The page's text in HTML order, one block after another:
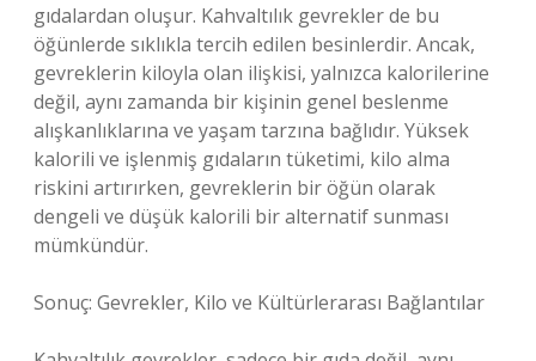
gıdalardan oluşur. Kahvaltılık gevrekler de bu
öğünlerde sıklıkla tercih edilen besinlerdir. Ancak,
gevreklerin kiloyla olan ilişkisi, yalnızca kalorilerine
değil, aynı zamanda bir kişinin genel beslenme
alışkanlıklarına ve yaşam tarzına bağlıdır. Yüksek
kalorili ve işlenmiş gıdaların tüketimi, kilo alma
riskini artırırken, gevreklerin bir öğün olarak
dengeli ve düşük kalorili bir alternatif sunması
mümkündür.
Sonuç: Gevrekler, Kilo ve Kültürlerarası Bağlantılar